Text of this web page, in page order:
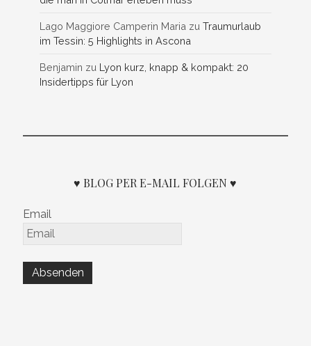
Lago Maggiore Camperin Maria zuTraumurlaub
im Tessin: 5 Highlights in Ascona
Benjamin zu Lyon kurz, knapp & kompakt: 20
Insidertipps für Lyon
♥ BLOG PER E-MAIL FOLGEN ♥
Email